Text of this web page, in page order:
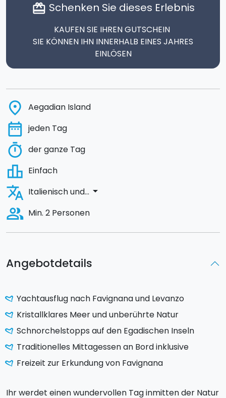
Angebotdetails
Yachtausflug nach Favignana und Levanzo
Kristallklares Meer und unberührte Natur
Schnorchelstopps auf den Egadischen Inseln
Traditionelles Mittagessen an Bord inklusive
Freizeit zur Erkundung von Favignana
Ihr werdet einen wundervollen Tag inmitten der Natur
card_giftcard Schenken Sie dieses Erlebnis
KAUFEN SIE IHREN GUTSCHEIN
SIE KÖNNEN IHN INNERHALB EINES JAHRES
EINLÖSEN
place Aegadian Island
date_range jeden Tag
timer der ganze Tag
leaderboard Einfach
translate Italienisch und... arrow_drop_down
people_alt Min. 2 Personen